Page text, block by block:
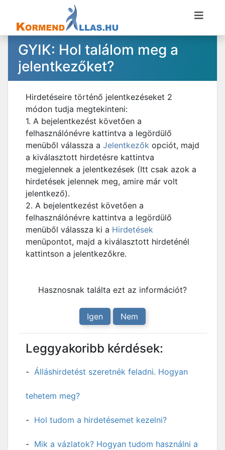
GYIK: Hol találom meg a
jelentkezőket?
Hirdetéseire történő jelentkezéseket 2
módon tudja megtekinteni:
1. A bejelentkezést követően a
felhasználónévre kattintva a legördülő
menüből válassza a Jelentkezők opciót, majd
a kiválasztott hirdetésre kattintva
megjelennek a jelentkezések (Itt csak azok a
hirdetések jelennek meg, amire már volt
jelentkező).
2. A bejelentkezést követően a
felhasználónévre kattintva a legördülő
menüből válassza ki a Hirdetések
menüpontot, majd a kiválasztott hirdeténél
kattintson a jelentkezőkre.
Hasznosnak találta ezt az információt?
Igen Nem
Leggyakoribb kérdések:
Álláshirdetést szeretnék feladni. Hogyan
tehetem meg?
Hol tudom a hirdetésemet kezelni?
Mik a vázlatok? Hogyan tudom használni a